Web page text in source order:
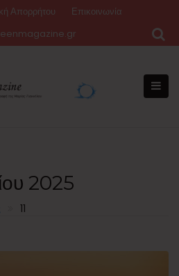
Απορρήτου
Επικοινωνία
2025
11